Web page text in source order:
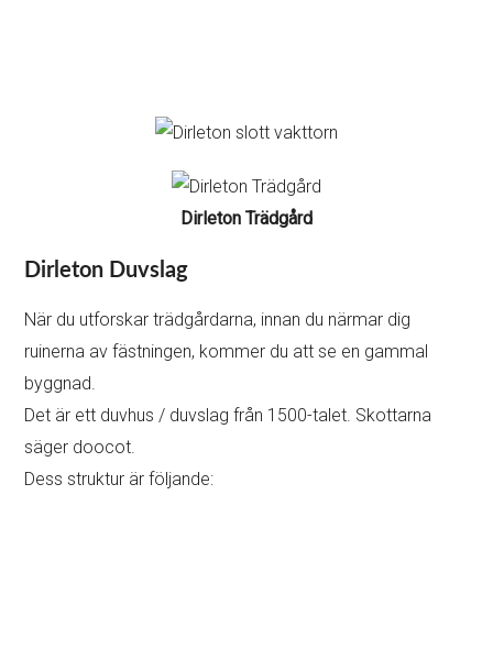
Dirleton Trädgård
Dirleton Duvslag
När du utforskar trädgårdarna, innan du närmar dig
ruinerna av fästningen, kommer du att se en gammal
byggnad.
Det är ett duvhus / duvslag från 1500-talet. Skottarna
säger doocot.
Dess struktur är följande: